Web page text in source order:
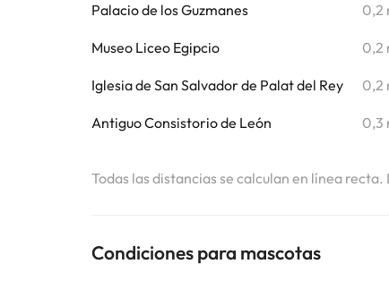
Palacio de los Guzmanes 0,2
Museo Liceo Egipcio 0,2
Iglesia de San Salvador de Palat del Rey 0,2
Antiguo Consistorio de León 0,3
Todas las distancias se calculan en línea
Condiciones para mascotas